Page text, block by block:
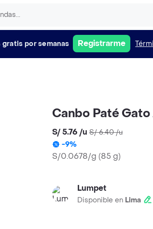
gratis por semanas Registrarme
Canbo Paté
S/ 5.76 /u S/ 6.40/u
-9%
S/0.0678/g (85 g)
Lumpet
Disponible en Lima